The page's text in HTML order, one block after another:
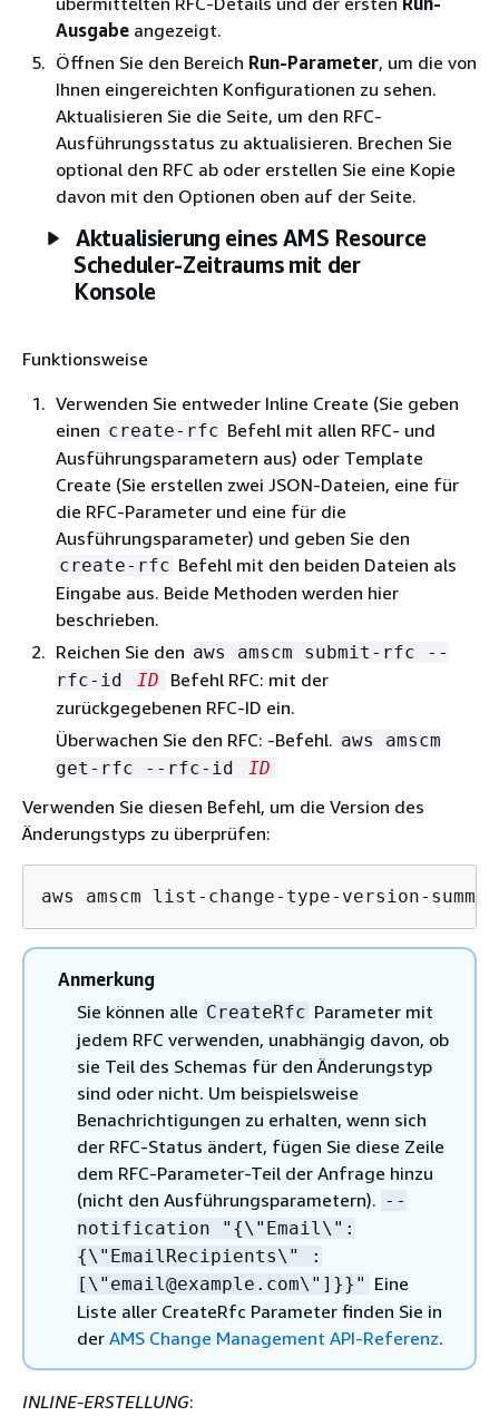
Ausgabe angezeigt.
Öffnen Sie den Bereich Run-Parameter, um die von
Ihnen eingereichten Konfigurationen zu sehen.
Aktualisieren Sie die Seite, um den RFC-
Ausführungsstatus zu aktualisieren. Brechen Sie
optional den RFC ab oder erstellen Sie eine Kopie
davon mit den Optionen oben auf der Seite.
Aktualisierung eines AMS Resource
Scheduler-Zeitraums mit der
Konsole
Funktionsweise
Verwenden Sie entweder Inline Create (Sie geben
einen create-rfc Befehl mit allen RFC- und
Ausführungsparametern aus) oder Template
Create (Sie erstellen zwei JSON-Dateien, eine für
die RFC-Parameter und eine für die
Ausführungsparameter) und geben Sie den
create-rfc Befehl mit den beiden Dateien als
Eingabe aus. Beide Methoden werden hier
beschrieben.
Reichen Sie den aws amscm submit-rfc --
rfc-id
ID
Befehl RFC: mit der
zurückgegebenen RFC-ID ein.
Überwachen Sie den RFC: -Befehl. aws amscm
get-rfc --rfc-id
ID
Verwenden Sie diesen Befehl, um die Version des
Änderungstyps zu überprüfen:
aws amscm list-change-type-version-
Anmerkung
Sie können alle CreateRfc Parameter mit
jedem RFC verwenden, unabhängig davon, ob
sie Teil des Schemas für den Änderungstyp
sind oder nicht. Um beispielsweise
Benachrichtigungen zu erhalten, wenn sich
der RFC-Status ändert, fügen Sie diese Zeile
dem RFC-Parameter-Teil der Anfrage hinzu
(nicht den Ausführungsparametern). --
notification " {\"Email\":
{\"EmailRecipients\" :
[\"email@example.com\"]}}" Eine
Liste aller CreateRfc Parameter finden Sie in
der AMS Change Management API-Referenz.
INLINE-ERSTELLUNG: